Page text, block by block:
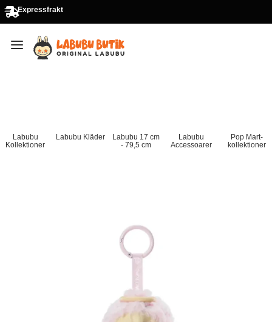
Expressfrakt
Labubu
Kollektioner
Labubu Kläder
Labubu 17 cm
- 79,5 cm
Labubu
Accessoarer
Pop Mart-
kollektioner